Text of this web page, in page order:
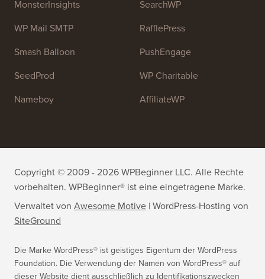
OptinMonster
WPForms
All in One SEO
WP Mail SMTP
Smash Balloon
SeedProd
Nameboy
Duplicator
WP Simple Pay
Easy Digital Downloads
RafflePress
PushEngage
WP Charitable